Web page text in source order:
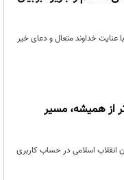
عنایت خداوند متعال و دعای خیر
از همیشه، مسیر
انقلاب اسلامی در حساب کاربری